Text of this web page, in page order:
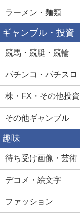
ラーメン・麺類
ギャンブル・投資
競馬・競艇・競輪
パチンコ・パチスロ
株・FX・その他投資
その他ギャンブル
趣味
待ち受け画像・芸術
デコメ・絵文字
ファッション